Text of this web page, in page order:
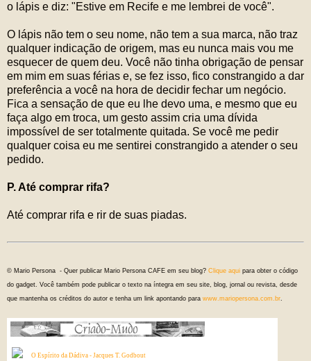
o lápis e diz: "Estive em Recife e me lembrei de você".
O lápis não tem o seu nome, não tem a sua marca, não traz
qualquer indicação de origem, mas eu nunca mais vou me
esquecer de quem deu. Você não tinha obrigação de pensar
em mim em suas férias e, se fez isso, fico constrangido a dar
preferência a você na hora de decidir fechar um negócio.
Fica a sensação de que eu lhe devo uma, e mesmo que eu
faça algo em troca, um gesto assim cria uma dívida
impossível de ser totalmente quitada. Se você me pedir
qualquer coisa eu me sentirei constrangido a atender o seu
pedido.
P. Até comprar rifa?
Até comprar rifa e rir de suas piadas.
© Mario Persona - Quer publicar Mario Persona CAFE em seu blog? Clique aqui para obter o código
do gadget. Você também pode publicar o texto na íntegra em seu site, blog, jornal ou revista, desde
que mantenha os créditos do autor e tenha um link apontando para www.mariopersona.com.br
O Espírito da Dádiva - Jacques T. Godbout